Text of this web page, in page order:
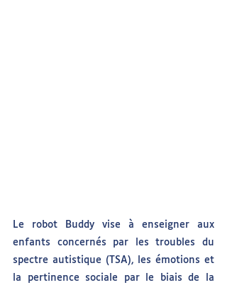
Le robot Buddy vise à enseigner aux
enfants concernés par les troubles du
spectre autistique (TSA), les émotions et
la pertinence sociale par le biais de la